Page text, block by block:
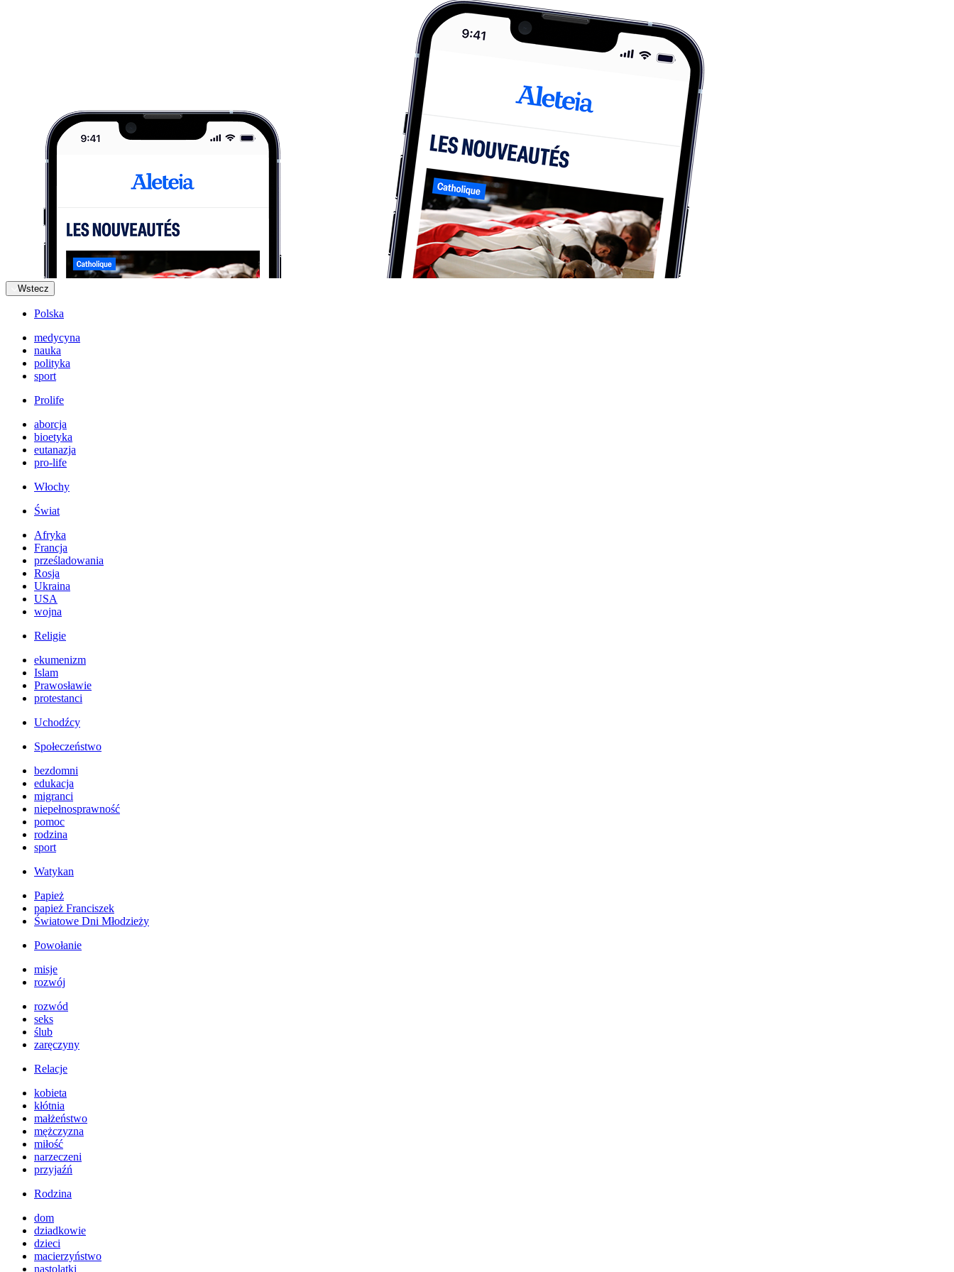
Wstecz
Polska
medycyna
nauka
polityka
sport
Prolife
aborcja
bioetyka
eutanazja
pro-life
Włochy
Świat
Afryka
Francja
prześladowania
Rosja
Ukraina
USA
wojna
Religie
ekumenizm
Islam
Prawosławie
protestanci
Uchodźcy
Społeczeństwo
bezdomni
edukacja
migranci
niepełnosprawność
pomoc
rodzina
sport
Watykan
Papież
papież Franciszek
Światowe Dni Młodzieży
Powołanie
misje
rozwój
rozwód
seks
ślub
zaręczyny
Relacje
kobieta
kłótnia
małżeństwo
mężczyzna
miłość
narzeczeni
przyjaźń
Rodzina
dom
dziadkowie
dzieci
macierzyństwo
nastolatki